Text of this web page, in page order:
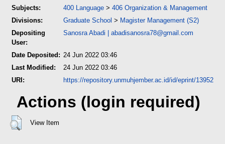
Subjects:
400 Language > 406 Organization & Management
Divisions:
Graduate School > Magister Management (S2)
Depositing
User:
Sanosra Abadi | abadisanosra78@gmail.com
Date Deposited: 24 Jun 2022 03:46
Last Modified:
24 Jun 2022 03:46
URI:
https://repository.unmuhjember.ac.id/id/eprint/13952
Actions (login required)
View Item